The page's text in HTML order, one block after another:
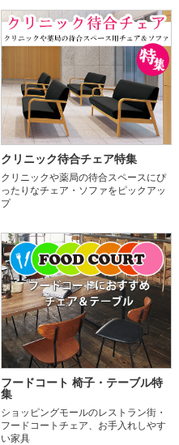
クリニック待合チェア特集
クリニックや薬局の待合スペースにぴ
ったりなチェア・ソファをピックアッ
プ
フードコート 椅子・テーブル特
集
ショッピングモールのレストラン街・
フードコートチェア、お手入れしやす
い家具